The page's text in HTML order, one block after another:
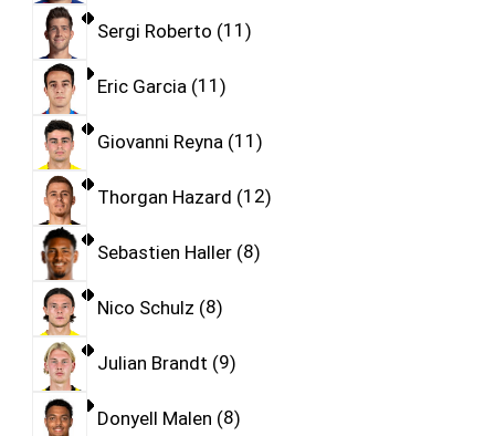
Sergi Roberto 11
Eric Garcia 11
Giovanni Reyna 11
Thorgan Hazard 12
Sebastien Haller 8
Nico Schulz 8
Julian Brandt 9
Donyell Malen 8